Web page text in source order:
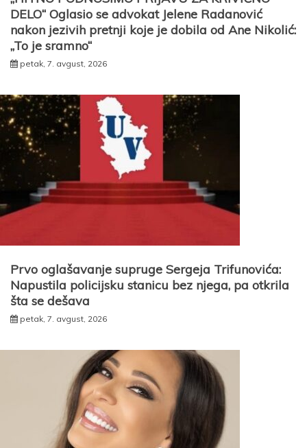
DELO“ Oglasio se advokat Jelene Radanović
nakon jezivih pretnji koje je dobila od Ane Nikolić:
„To je sramno“
petak, 7. avgust, 2026
Prvo oglašavanje supruge Sergeja Trifunovića:
Napustila policijsku stanicu bez njega, pa otkrila
šta se dešava
petak, 7. avgust, 2026